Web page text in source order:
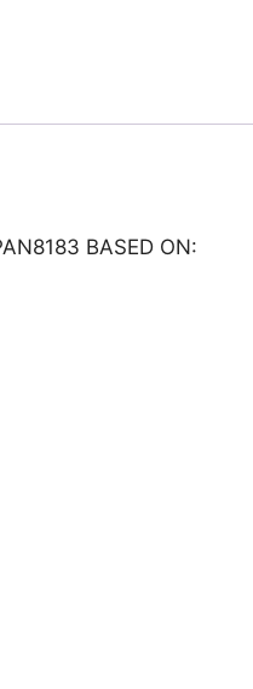
BASED ON: